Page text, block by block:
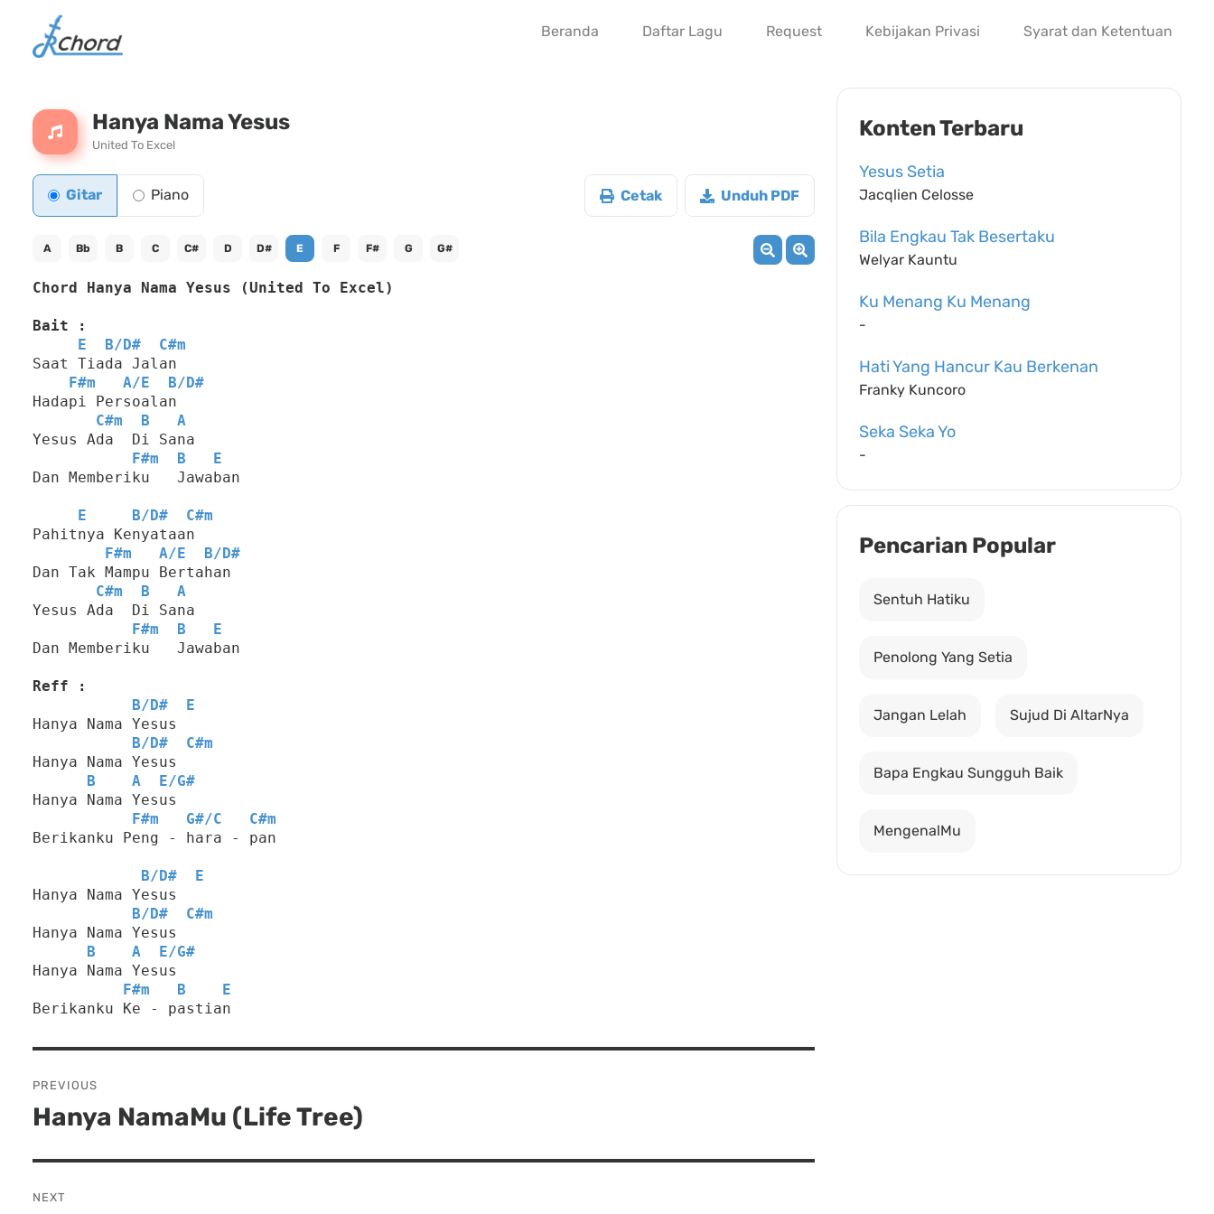
Beranda Daftar Lagu Request Kebijakan Privasi Syarat dan Ketentuan
Hanya Nama Yesus
United To Excel
Gitar Piano Cetak Unduh PDF
A Bb B C C# D D# E F F# G G#
Chord Hanya Nama Yesus (United To Excel)
Bait :
E
B/ D#
C#m
Saat Tiada Jalan
F#m
A/ E B/ D#
Hadapi Persoalan
C#m
B
A
Yesus Ada  Di Sana
F#m
B
E
Dan Memberiku   Jawaban
E B/ D#
C#m
Pahitnya Kenyataan
F#m
A/ E B/ D#
Dan Tak Mampu Bertahan
C#m
B
A
Yesus Ada  Di Sana
F#m
B
E
Dan Memberiku   Jawaban
Reff :
B/ D#
E
Hanya Nama Yesus
B/ D#
C#m
Hanya Nama Yesus
B
A E/G#
Hanya Nama Yesus
F#m
G#/C
C#m
Berikanku Peng - hara - pan
B/ D#
E
Hanya Nama Yesus
B/ D#
C#m
Hanya Nama Yesus
B
A E/G#
Hanya Nama Yesus
F#m
B
E
Berikanku Ke - pastian
navigation
PREVIOUS
Previous
Hanya NamaMu (Life Tree)
NEXT
Konten Terbaru
Yesus Setia
Jacqlien Celosse
Bila Engkau Tak Besertaku
Welyar Kauntu
Ku Menang Ku Menang
-
Hati Yang Hancur Kau Berkenan
Franky Kuncoro
Seka Seka Yo
-
Pencarian Popular
Sentuh Hatiku
Penolong Yang Setia
Jangan Lelah Sujud Di AltarNya
Bapa Engkau Sungguh Baik
MengenalMu